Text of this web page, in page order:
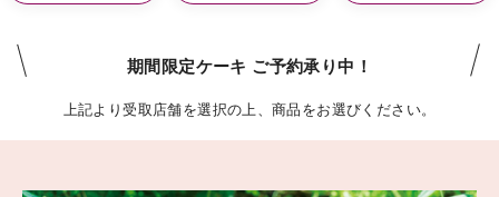
期間限定ケーキ ご予約承り中！
上記より受取店舗を選択の上、商品をお選びください。